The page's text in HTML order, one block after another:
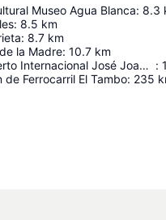
Museo Agua Blanca: 8.3
: 8.5 km
: 8.7 km
la Madre: 10.7 km
Aeropuerto Internacional José Joaquín De Olmedo :
de Ferrocarril El Tambo: 235